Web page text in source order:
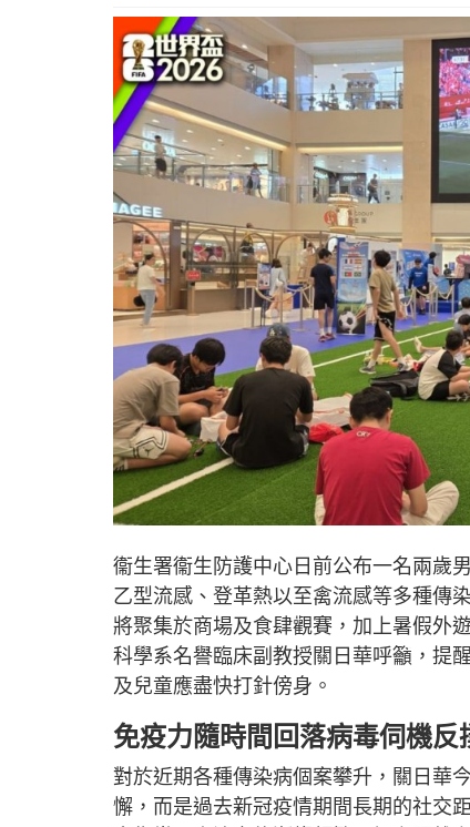
衞生署衞生防護中心日前公布一名兩歲
乙型流感、登革熱以至禽流感等多種傳
將聚集於商場及食肆觀賽，加上暑假外
科學系名譽臨床副教授關日華呼籲，提
及兒童應盡快打針傍身。
免疫力隨時間回落病毒伺機反
對於近期各種傳染病個案攀升，關日華
懈，而是過去新冠疫情期間長期的社交